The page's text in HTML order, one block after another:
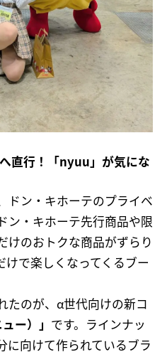
直行！「nyuu」が気にな
ドン・キホーテのプライベ
ン・キホーテ先行商品や限
けのおトクな商品がずらり
けで楽しくなってくるブー
たのが、α世代向けの新コ
ー）」 です。ラインナッ
に向けて作られているブラ